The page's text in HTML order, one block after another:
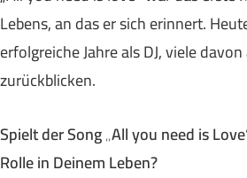
Lebens, an das er sich erinnert.
erfolgreiche Jahre als DJ, viele
zurückblicken.
Spielt der Song „All you need is
Rolle in Deinem Leben?